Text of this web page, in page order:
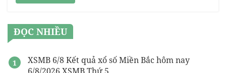
ĐỌC NHIỀU
XSMB 6/8 Kết quả xổ số Miền Bắc hôm nay